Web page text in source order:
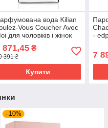
вода Kilian
Vous Coucher Avec
для чоловіків і жінок
871,45₴
391 ₴
Купити
-
7
–10%